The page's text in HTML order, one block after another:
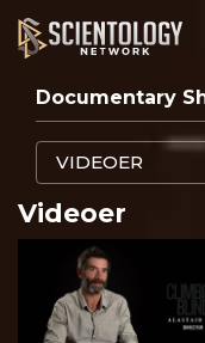
Documentary
VIDEOER
Videoer